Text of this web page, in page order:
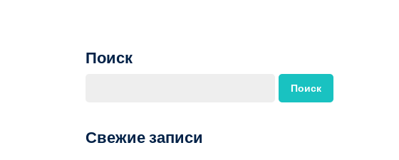
Поиск
Поиск
Свежие записи